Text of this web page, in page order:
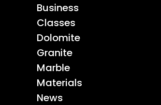
Business
Classes
Dolomite
Granite
Marble
Materials
News